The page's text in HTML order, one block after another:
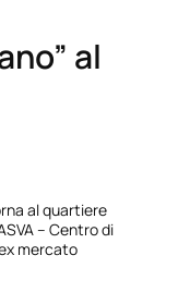
al
al quartiere
– Centro di
mercato